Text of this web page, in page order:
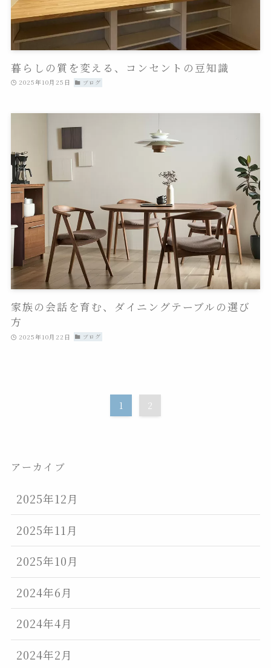
暮らしの質を変える、コンセントの豆知識
2025年10月25日 ブログ
家族の会話を育む、ダイニングテーブルの選び
方
2025年10月22日 ブログ
1 2
アーカイブ
2025年12月
2025年11月
2025年10月
2024年6月
2024年4月
2024年2月